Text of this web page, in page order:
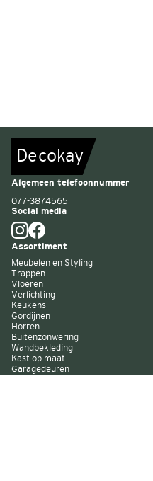
Decokay
Algemeen telefoonnummer
077-3874565
Social media
Assortiment
Meubelen en Styling
Trappen
Vloeren
Verlichting
Keukens
Gordijnen
Horren
Buitenzonwering
Wandbekleding
Kast op maat
Garagedeuren
Binnenverf